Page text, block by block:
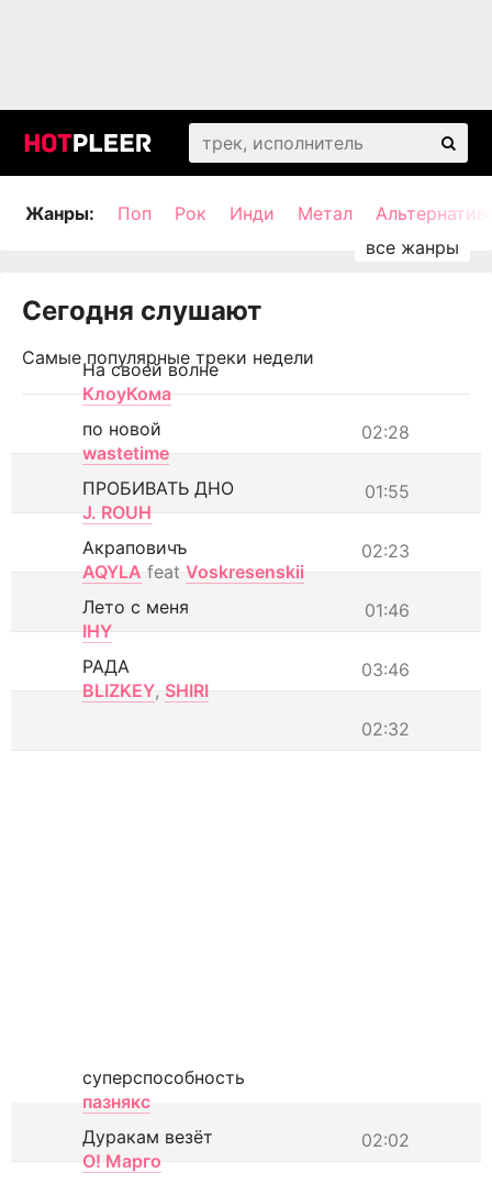
Жанры: Поп Рок Инди Метал
Сегодня слушают
Самые популярные треки недели
На своей волне
КлоуКома
02:28
по новой
wastetime
01:55
ПРОБИВАТЬ ДНО
J. ROUH
02:23
Акраповичъ
AQYLA feat Voskresenskii
01:46
Лето с меня
IHY
03:46
РАДА
BLIZKEY, SHIRI
02:32
суперспособность
пазнякс
02:02
Дуракам везёт
О! Марго